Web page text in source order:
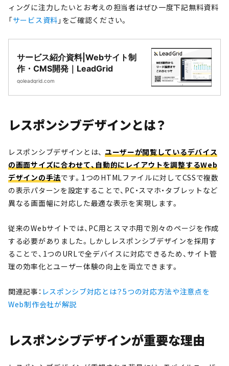
ィングに注力したいとお考えの担当者はぜひ一度下記無料資料
「サービス資料 」をご確認ください。
サービス紹介資料|Webサイト制
作・CMS開発｜LeadGrid
goleadgrid.com
レスポンシブデザインとは？
レスポンシブデザインとは、 ユーザーが閲覧しているデバイス
の画面サイズに合わせて、自動的にレイアウトを調整するWeb
デザインの手法です。1つのHTMLファイルに対してCSSで複数
の表示パターンを設定することで、PC・スマホ・タブレットなど
異なる画面幅に対応した最適な表示を実現します。
従来のWebサイトでは、PC用とスマホ用で別々のページを作成
する必要がありました。しかしレスポンシブデザインを採用す
ることで、1つのURLで全デバイスに対応できるため、サイト管
理の効率化とユーザー体験の向上を両立できます。
関連記事： レスポンシブ対応とは？5つの対応方法や注意点を
Web制作会社が解説
レスポンシブデザインが重要な理由